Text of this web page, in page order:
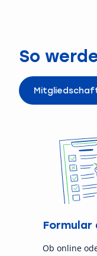
So
Formular
Ob online